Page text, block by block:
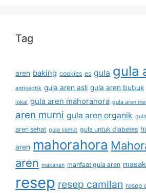
Tag
aren baking cookies es gula gula
antiseptik gula aren asli gula aren bubuk
lokal gula aren mahorahora gula aren
aren murni gula aren organik
aren sehat gula semut gula untuk diabetes
aren mahorahora
aren makanan manfaat gula aren
resep resep camilan resep